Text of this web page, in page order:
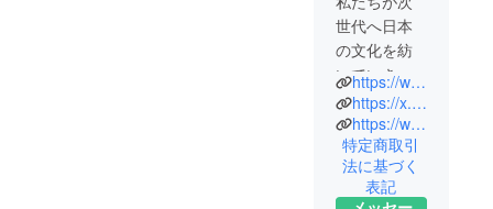
世代へ日本
の文化を紡
いでいきた
いという思
いから作っ
https://www.instagram.com/wata_tsumu?igsh=MTVzMm40NmNmcmVoaA%3D%3D&utm_source=qr
https://x.com/wata_tsumu?s=21&t=__RK-aspCqRt6DUXSIAuDA
https://www.tiktok.com/@wata_tsumu?_t=ZS-8yHQ7fL0887&_r=1
特定商取引
法に基づく
表記